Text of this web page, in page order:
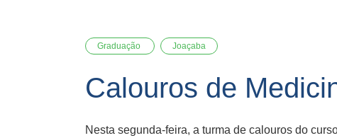
Graduação Joaçaba
Calouros de
Nesta segunda-feira, a turma de calouros do